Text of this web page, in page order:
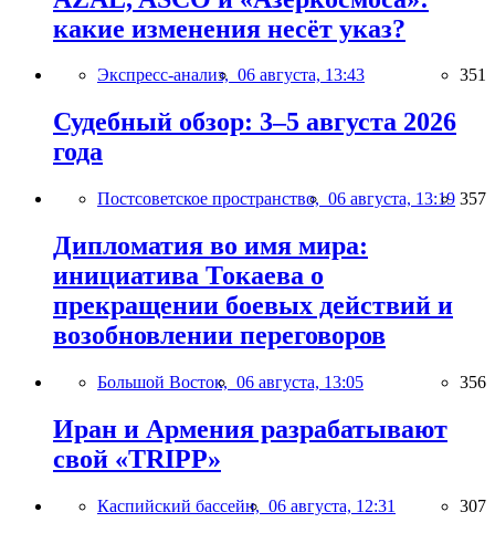
какие изменения несёт указ?
Экспресс-анализ, 06 августа, 13:43 351
Судебный обзор: 3–5 августа 2026
года
Постсоветское пространство, 06 августа, 13:19 357
Дипломатия во имя мира:
инициатива Токаева о
прекращении боевых действий и
возобновлении переговоров
Большой Восток, 06 августа, 13:05 356
Иран и Армения разрабатывают
свой «TRIPP»
Каспийский бассейн, 06 августа, 12:31 307